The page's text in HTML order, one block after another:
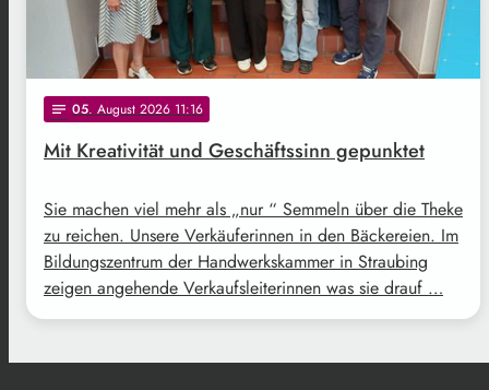
notes 05. August 2026 11:16
Mit Kreativität und Geschäftssinn gepunktet
Sie machen viel mehr als „nur “ Semmeln über die Theke
zu reichen. Unsere Verkäuferinnen in den Bäckereien. Im
Bildungszentrum der Handwerkskammer in Straubing
zeigen angehende Verkaufsleiterinnen was sie drauf …